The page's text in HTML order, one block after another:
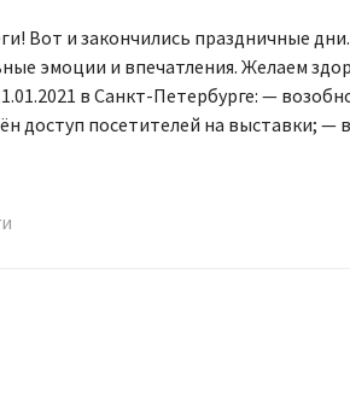
Вот и закончились праздничные
эмоции и впечатления. Желаем
в Санкт-Петербурге: —
доступ посетителей на выставки; —